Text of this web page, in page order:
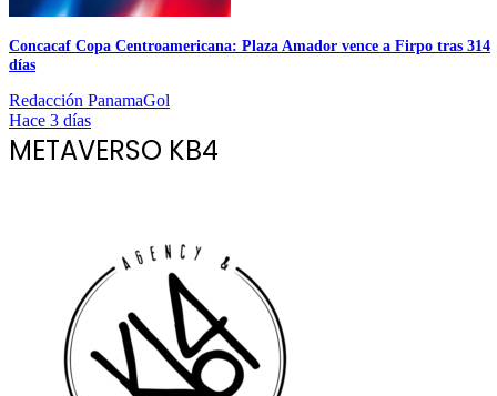
Concacaf Copa Centroamericana: Plaza Amador vence a Firpo tras 314
días
Redacción PanamaGol
Hace 3 días
METAVERSO KB4